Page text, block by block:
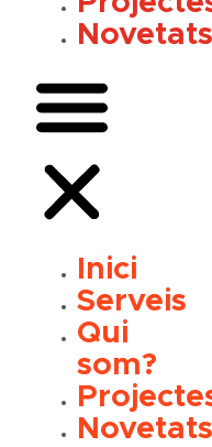
Novetats
Inici
Serveis
Qui
som?
Novetats